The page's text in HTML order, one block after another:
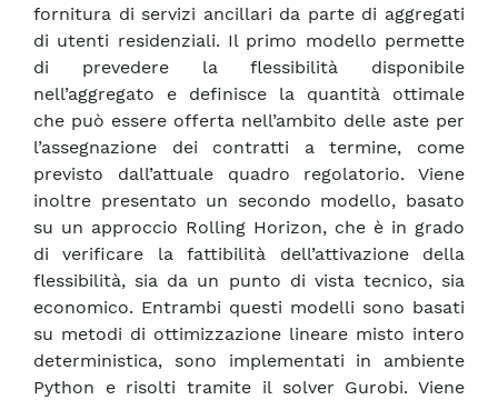
fornitura di servizi ancillari da parte di aggregati
di utenti residenziali. Il primo modello permette
di prevedere la flessibilità disponibile
nell’aggregato e definisce la quantità ottimale
che può essere offerta nell’ambito delle aste per
l’assegnazione dei contratti a termine, come
previsto dall’attuale quadro regolatorio. Viene
inoltre presentato un secondo modello, basato
su un approccio Rolling Horizon, che è in grado
di verificare la fattibilità dell’attivazione della
flessibilità, sia da un punto di vista tecnico, sia
economico. Entrambi questi modelli sono basati
su metodi di ottimizzazione lineare misto intero
deterministica, sono implementati in ambiente
Python e risolti tramite il solver Gurobi. Viene